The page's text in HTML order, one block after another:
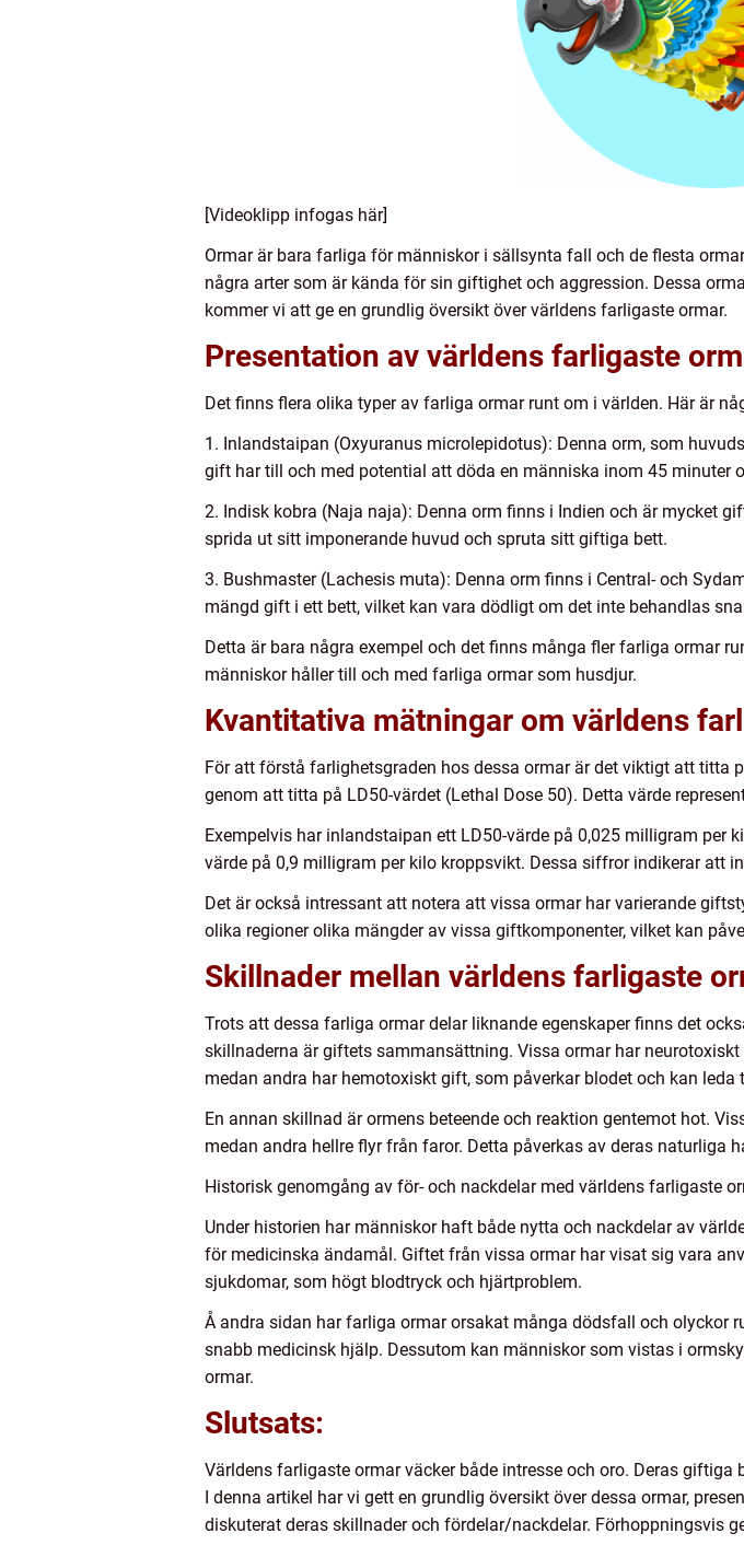
[Videoklipp infogas här]
Ormar är bara farliga för människor i sällsynta fall och de flesta
några arter som är kända för sin giftighet och aggression. Dessa
kommer vi att ge en grundlig översikt över världens farligaste ormar.
Presentation av världens farligaste
Det finns flera olika typer av farliga ormar runt om i världen. Här är
1. Inlandstaipan (Oxyuranus microlepidotus): Denna orm, som
gift har till och med potential att döda en människa inom 45 minuter
2. Indisk kobra (Naja naja): Denna orm finns i Indien och är mycket
sprida ut sitt imponerande huvud och spruta sitt giftiga bett.
3. Bushmaster (Lachesis muta): Denna orm finns i Central- och
mängd gift i ett bett, vilket kan vara dödligt om det inte behandlas
Detta är bara några exempel och det finns många fler farliga ormar
människor håller till och med farliga ormar som husdjur.
Kvantitativa mätningar om världens
För att förstå farlighetsgraden hos dessa ormar är det viktigt att
genom att titta på LD50-värdet (Lethal Dose 50). Detta värde
Exempelvis har inlandstaipan ett LD50-värde på 0,025 milligram
värde på 0,9 milligram per kilo kroppsvikt. Dessa siffror indikerar att
Det är också intressant att notera att vissa ormar har varierande
olika regioner olika mängder av vissa giftkomponenter, vilket kan
Skillnader mellan världens farligaste
Trots att dessa farliga ormar delar liknande egenskaper finns det
skillnaderna är giftets sammansättning. Vissa ormar har
medan andra har hemotoxiskt gift, som påverkar blodet och kan leda
En annan skillnad är ormens beteende och reaktion gentemot hot.
medan andra hellre flyr från faror. Detta påverkas av deras naturliga
Historisk genomgång av för- och nackdelar med världens farligaste
Under historien har människor haft både nytta och nackdelar av
för medicinska ändamål. Giftet från vissa ormar har visat sig vara
sjukdomar, som högt blodtryck och hjärtproblem.
Å andra sidan har farliga ormar orsakat många dödsfall och olyckor
snabb medicinsk hjälp. Dessutom kan människor som vistas i
ormar.
Slutsats:
Världens farligaste ormar väcker både intresse och oro. Deras
I denna artikel har vi gett en grundlig översikt över dessa ormar,
diskuterat deras skillnader och fördelar/nackdelar. Förhoppningsvis